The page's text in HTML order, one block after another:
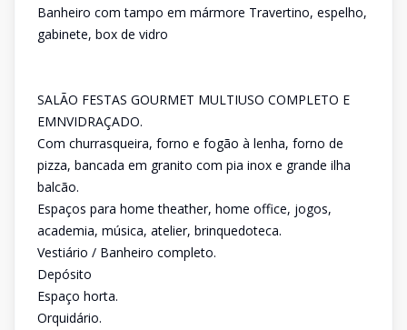
Banheiro com tampo em mármore Travertino, espelho,
gabinete, box de vidro
SALÃO FESTAS GOURMET MULTIUSO COMPLETO E
EMNVIDRAÇADO.
Com churrasqueira, forno e fogão à lenha, forno de
pizza, bancada em granito com pia inox e grande ilha
balcão.
Espaços para home theather, home office, jogos,
academia, música, atelier, brinquedoteca.
Vestiário / Banheiro completo.
Depósito
Espaço horta.
Orquidário.